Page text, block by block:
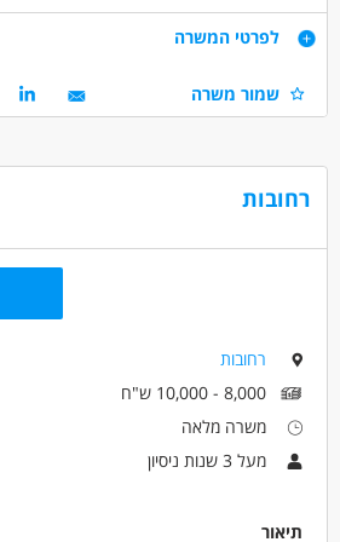
דרישות
ניסיון בהפעלת מכונות מעל שנתיים - חובה .
רקע טכני.
דרושים בתחום
מכונות, ייצור ותעשיה - מפעיל/ת מכונות
מעל 3 שנות ניסיון
בני 50 פלוס
בני 40 פלוס
לפרטי המשרה
שמור משרה
רחובות
רחובות
8,000 - 10,000 ש"ח
משרה מלאה
מעל 3 שנות ניסיון
תיאור